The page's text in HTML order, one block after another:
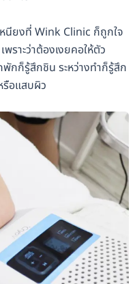
นียงที่ Wink Clinic ก็ถูกใจ
ราะว่าต้องเงยคอให้ตัว
กก็รู้สึกชิน ระหว่างทำก็รู้สึก
รือแสบผิว